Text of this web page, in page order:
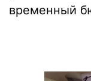
временный